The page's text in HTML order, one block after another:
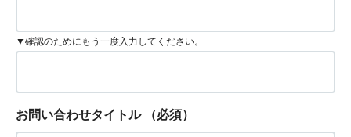
▼確認のためにもう一度入力してください。
お問い合わせタイトル （必須）